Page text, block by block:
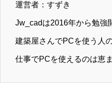
運営者：すずき
Jw_cadは2016年から勉強
建築屋さんでPCを使う人
仕事でPCを使えるのは恵